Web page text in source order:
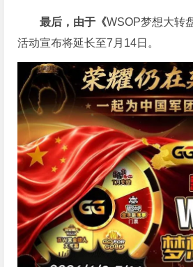
最后，由于《WSOP梦想大转
活动宣布将延长至7月14日。